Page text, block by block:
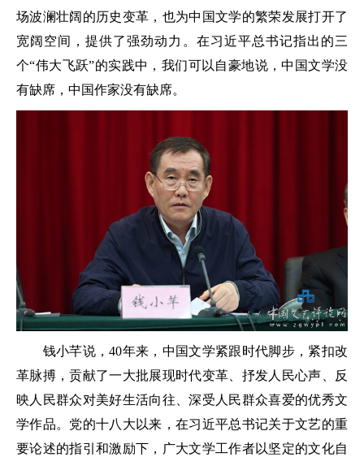
场波澜壮阔的历史变革，也为中国文学的繁荣发展打开了
宽阔空间，提供了强劲动力。在习近平总书记指出的三
个“伟大飞跃”的实践中，我们可以自豪地说，中国文学没
有缺席，中国作家没有缺席。
钱小芊说，40年来，中国文学紧跟时代脚步，紧扣改
革脉搏，贡献了一大批展现时代变革、抒发人民心声、反
映人民群众对美好生活向往、深受人民群众喜爱的优秀文
学作品。党的十八大以来，在习近平总书记关于文艺的重
要论述的指引和激励下，广大文学工作者以坚定的文化自